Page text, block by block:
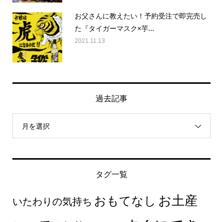
お父さんに教えたい！予約受注で即完売し
た『タイガーマスク×芋...
2021.11.13
過去記事
月を選択
タグ一覧
いたわりの気持ち おもてなし お土産